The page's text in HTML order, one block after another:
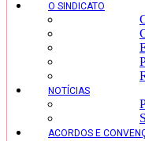
O SINDICATO
NOTÍCIAS
ACORDOS E